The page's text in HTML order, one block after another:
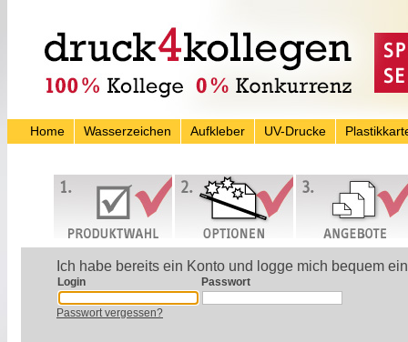
Home Wasserzeichen Aufkleber UV-Drucke
Ich habe bereits ein Konto und logge mich bequem
Login Passwort
Passwort vergessen?